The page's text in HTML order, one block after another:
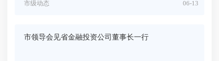
06-13
市级动态
市领导会见省金融投资公司董事长一行